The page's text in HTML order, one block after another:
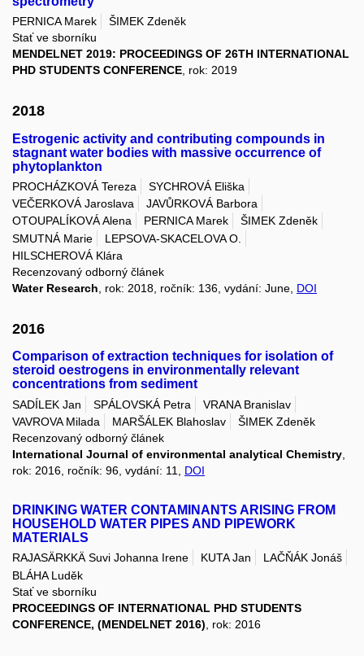
PERNICA Marek
ŠIMEK Zdeněk
Stať ve sborníku
MENDELNET 2019: PROCEEDINGS OF 26TH INTERNATIONAL
PHD STUDENTS CONFERENCE , rok: 2019
2018
Estrogenic activity and contributing compounds in
stagnant water bodies with massive occurrence of
phytoplankton
PROCHÁZKOVÁ Tereza
SYCHROVÁ Eliška
VEČERKOVÁ Jaroslava
JAVŮRKOVÁ Barbora
OTOUPALÍKOVÁ Alena
PERNICA Marek
ŠIMEK Zdeněk
SMUTNÁ Marie
LEPSOVA-SKACELOVA O.
HILSCHEROVÁ Klára
Recenzovaný odborný článek
Water Research , rok: 2018, ročník: 136, vydání: June, DOI
2016
Comparison of extraction techniques for isolation of
steroid oestrogens in environmentally relevant
concentrations from sediment
SADÍLEK Jan SPÁLOVSKÁ Petra
VRANA Branislav
VAVROVA Milada
MARŠÁLEK Blahoslav
ŠIMEK Zdeněk
Recenzovaný odborný článek
International Journal of environmental analytical Chemistry
rok: 2016, ročník: 96, vydání: 11, DOI
DRINKING WATER CONTAMINANTS ARISING FROM
HOUSEHOLD WATER PIPES AND PIPEWORK
MATERIALS
RAJASÄRKKÄ Suvi Johanna Irene KUTA Jan
LAČŇÁK Jonáš
BLÁHA Luděk
Stať ve sborníku
PROCEEDINGS OF INTERNATIONAL PHD STUDENTS
CONFERENCE, (MENDELNET 2016) , rok: 2016